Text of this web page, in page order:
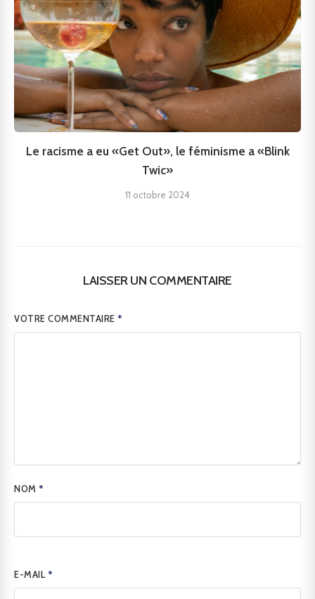
Le racisme a eu «Get Out», le féminisme a «Blink
Twic»
11 octobre 2024
LAISSER UN COMMENTAIRE
VOTRE COMMENTAIRE*
NOM*
E-MAIL *